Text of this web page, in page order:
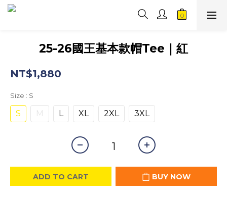
25-26國王基本款帽Tee｜紅
NT$1,880
Size : S
S M L XL 2XL 3XL
ADD TO CART BUY NOW